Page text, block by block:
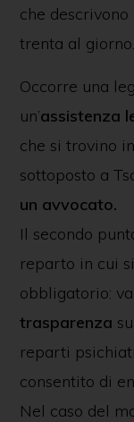
che
trenta al giorno.
Occorre una
un’assistenza
che si trovino
sottoposto a
un avvocato.
Il secondo
reparto in cui
obbligatorio:
trasparenza
reparti
consentito di
Nel caso del